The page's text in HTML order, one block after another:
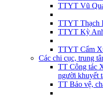
TTYT Vũ
TTYT Thạch
TTYT Kỳ
TTYT Cẩm
Các chi cục, trung
TT Công tác
người khuyết
TT Bảo vệ,